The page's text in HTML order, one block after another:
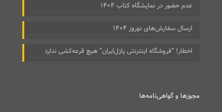
عدم حضور در نمایشگاه کتاب ۱۴۰۴
ارسال سفارش‌های نوروز ۱۴۰۴
اخطار! “فروشگاه اینترنتی پازل‌ایران” هیچ قرعه‌کشی ندارد
مجوزها و گواهی‌نامه‌ها